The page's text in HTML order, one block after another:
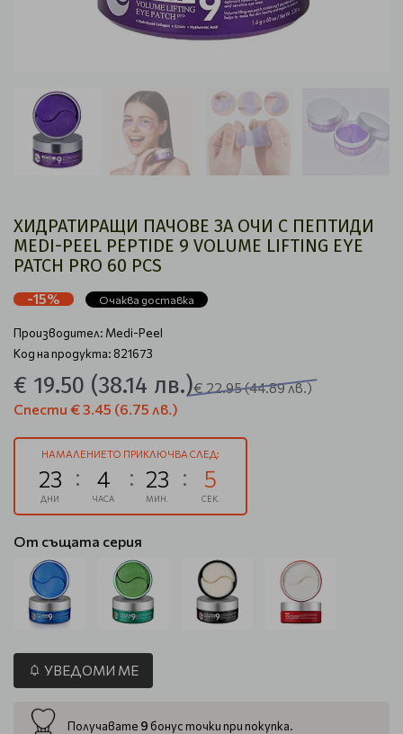
ХИДРАТИРАЩИ ПАЧОВЕ ЗА ОЧИ С ПЕПТИДИ
MEDI-PEEL PEPTIDE 9 VOLUME LIFTING EYE
PATCH PRO 60 PCS
-15% Очаква доставка
Производител: Medi-Peel
Код на продукта: 821673
€ 19.50 (38.14 лв.)€ 22.95(44.89 лв.)
Спести € 3.45 (6.75 лв.)
НАМАЛЕНИЕТО ПРИКЛЮЧВА СЛЕД:
23
ДНИ
4
ЧАСА
23
МИН.
5
СЕК.
От същата серия
УВЕДОМИ МЕ
Получавате 9 бонус точки при покупка.